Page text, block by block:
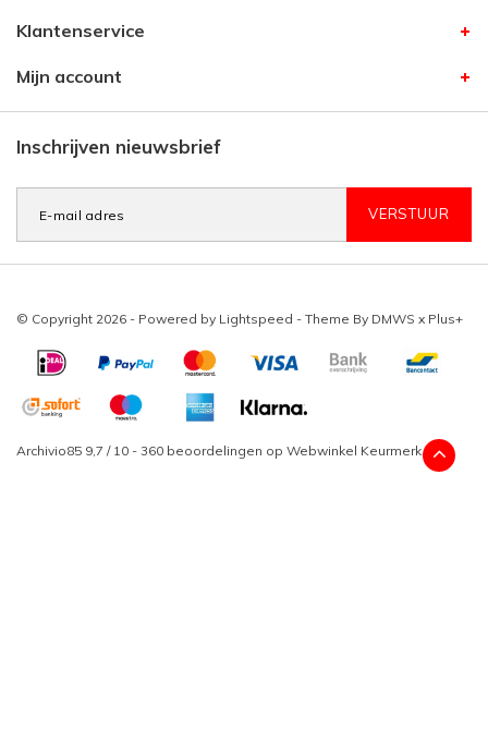
Klantenservice
Mijn account
Inschrijven nieuwsbrief
VERSTUUR
© Copyright 2026 - Powered by Lightspeed - Theme By DMWS x Plus+
Archivio85 9,7 / 10 - 360 beoordelingen op Webwinkel Keurmerk